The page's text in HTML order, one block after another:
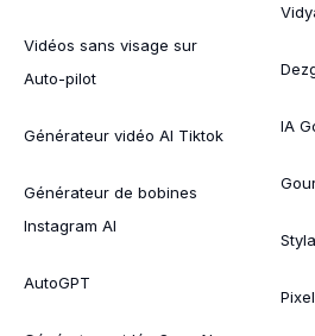
Vidéos sans visage sur
Auto-pilot
Générateur vidéo AI Tiktok
Générateur de bobines
Instagram AI
AutoGPT
IA